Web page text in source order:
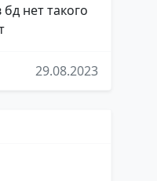
нет такого
29.08.2023